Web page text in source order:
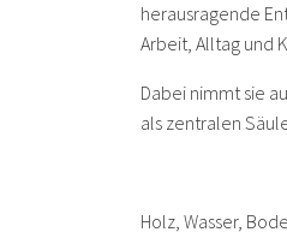
herausragende
Arbeit, Alltag und
Dabei nimmt sie
als zentralen
Holz, Wasser,